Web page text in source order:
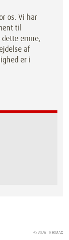
os. Vi har
til
emne,
af
er i
© 2026 TORMAX